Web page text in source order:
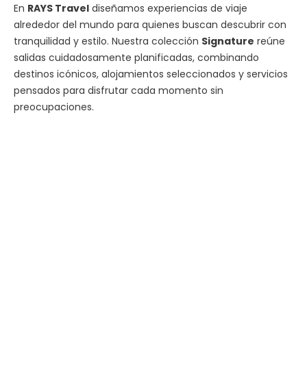
En RAYS Travel diseñamos experiencias de viaje
alrededor del mundo para quienes buscan descubrir con
tranquilidad y estilo. Nuestra colección Signature reúne
salidas cuidadosamente planificadas, combinando
destinos icónicos, alojamientos seleccionados y servicios
pensados para disfrutar cada momento sin
preocupaciones.